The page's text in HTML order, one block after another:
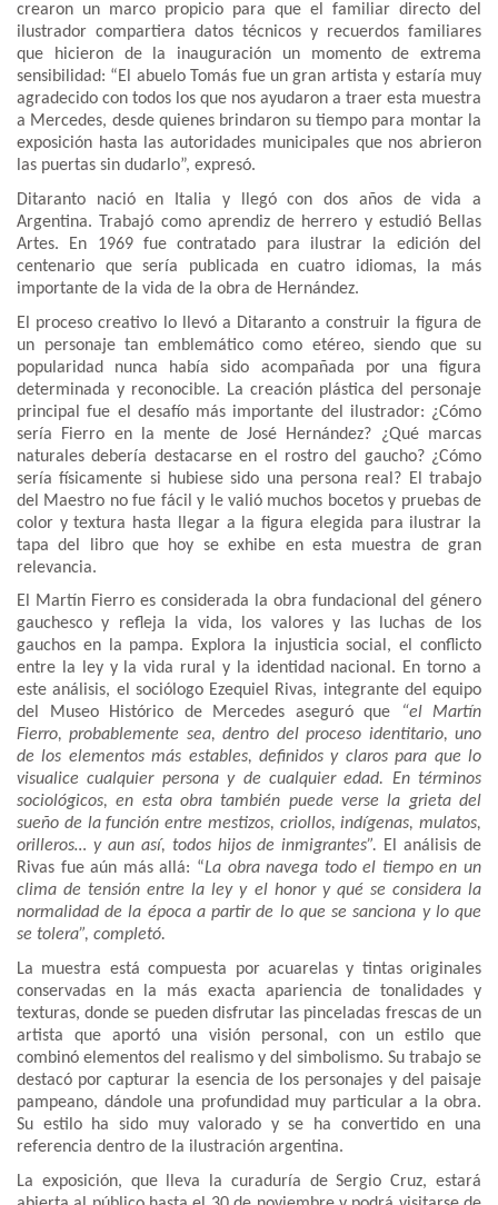
crearon un marco propicio para que el familiar directo del
ilustrador compartiera datos técnicos y recuerdos familiares
que hicieron de la inauguración un momento de extrema
sensibilidad: “El abuelo Tomás fue un gran artista y estaría muy
agradecido con todos los que nos ayudaron a traer esta muestra
a Mercedes, desde quienes brindaron su tiempo para montar la
exposición hasta las autoridades municipales que nos abrieron
las puertas sin dudarlo”, expresó.
Ditaranto nació en Italia y llegó con dos años de vida a
Argentina. Trabajó como aprendiz de herrero y estudió Bellas
Artes. En 1969 fue contratado para ilustrar la edición del
centenario que sería publicada en cuatro idiomas, la más
importante de la vida de la obra de Hernández.
El proceso creativo lo llevó a Ditaranto a construir la figura de
un personaje tan emblemático como etéreo, siendo que su
popularidad nunca había sido acompañada por una figura
determinada y reconocible. La creación plástica del personaje
principal fue el desafío más importante del ilustrador: ¿Cómo
sería Fierro en la mente de José Hernández? ¿Qué marcas
naturales debería destacarse en el rostro del gaucho? ¿Cómo
sería físicamente si hubiese sido una persona real? El trabajo
del Maestro no fue fácil y le valió muchos bocetos y pruebas de
color y textura hasta llegar a la figura elegida para ilustrar la
tapa del libro que hoy se exhibe en esta muestra de gran
relevancia.
El Martín Fierro es considerada la obra fundacional del género
gauchesco y refleja la vida, los valores y las luchas de los
gauchos en la pampa. Explora la injusticia social, el conflicto
entre la ley y la vida rural y la identidad nacional. En torno a
este análisis, el sociólogo Ezequiel Rivas, integrante del equipo
del Museo Histórico de Mercedes aseguró que
“el Martín
Fierro, probablemente sea, dentro del proceso identitario, uno
de los elementos más estables, definidos y claros para que lo
visualice cualquier persona y de cualquier edad. En términos
sociológicos, en esta obra también puede verse la grieta del
sueño de la función entre mestizos, criollos, indígenas, mulatos,
orilleros… y aun así, todos hijos de inmigrantes”. El análisis de
Rivas fue aún más allá: “La obra navega todo el tiempo en un
clima de tensión entre la ley y el honor y qué se considera la
normalidad de la época a partir de lo que se sanciona y lo que
se tolera”, completó.
La muestra está compuesta por acuarelas y tintas originales
conservadas en la más exacta apariencia de tonalidades y
texturas, donde se pueden disfrutar las pinceladas frescas de un
artista que aportó una visión personal, con un estilo que
combinó elementos del realismo y del simbolismo. Su trabajo se
destacó por capturar la esencia de los personajes y del paisaje
pampeano, dándole una profundidad muy particular a la obra.
Su estilo ha sido muy valorado y se ha convertido en una
referencia dentro de la ilustración argentina.
La exposición, que lleva la curaduría de Sergio Cruz, estará